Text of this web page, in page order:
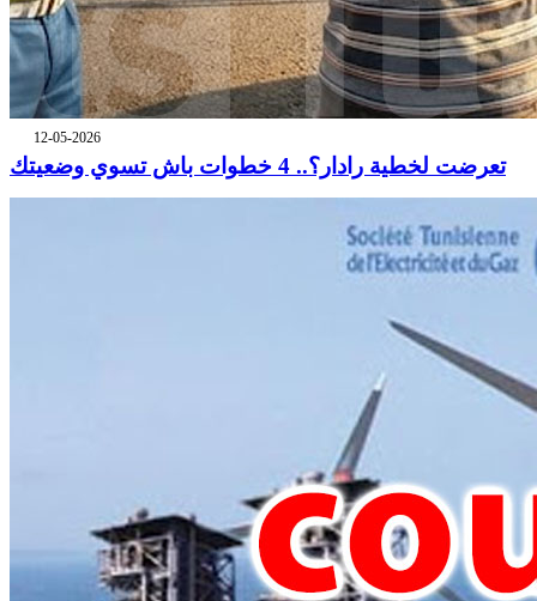
12-05-2026
تعرضت لخطية رادار؟.. 4 خطوات باش تسوي وضعيتك